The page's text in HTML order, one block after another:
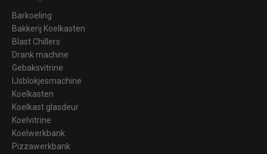
Barkoeling
Bakkerij Koelkasten
Blast Chillers
Drank machine
Gebaksvitrine
IJsblokjesmachine
Koelkasten
Koelkast glasdeur
Koelvitrine
Koelwerkbank
Pizzawerkbank